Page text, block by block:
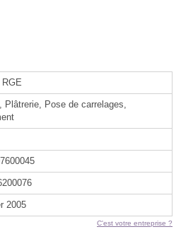
Plâtrerie, Pose de carrelages,
2005
C'est votre entreprise ?